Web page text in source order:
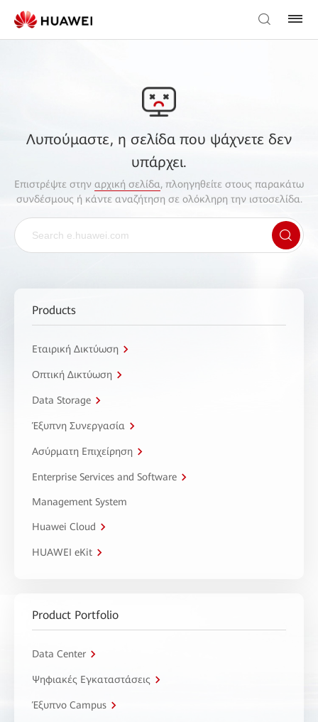
Λυπούμαστε, η σελίδα που ψάχνετε δεν
υπάρχει.
Επιστρέψτε στην αρχική σελίδα, πλοηγηθείτε στους παρακάτω
συνδέσμους ή κάντε αναζήτηση σε ολόκληρη την ιστοσελίδα.
Products
Εταιρική Δικτύωση
Οπτική Δικτύωση
Data Storage
Έξυπνη Συνεργασία
Ασύρματη Επιχείρηση
Enterprise Services and Software
Management System
Huawei Cloud
HUAWEI eKit
Product Portfolio
Data Center
Ψηφιακές Εγκαταστάσεις
Έξυπνο Campus